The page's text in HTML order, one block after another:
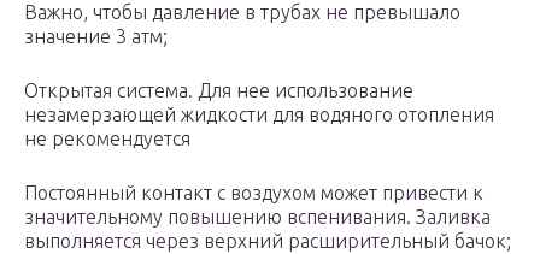
Важно, чтобы давление в трубах не превышало
значение 3 атм;
Открытая система. Для нее использование
незамерзающей жидкости для водяного отопления
не рекомендуется
Постоянный контакт с воздухом может привести к
значительному повышению вспенивания. Заливка
выполняется через верхний расширительный бачок;